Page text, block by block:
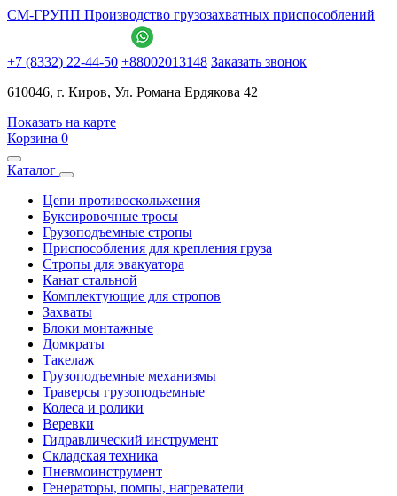
СМ-ГРУПП Производство грузозахватных приспособлений
+7 (8332) 22-44-50 +88002013148 Заказать звонок
610046, г. Киров, Ул. Романа Ердякова 42
Показать на карте
Корзина 0
Каталог
Цепи противоскольжения
Буксировочные тросы
Грузоподъемные стропы
Приспособления для крепления груза
Стропы для эвакуатора
Канат стальной
Комплектующие для стропов
Захваты
Блоки монтажные
Домкраты
Такелаж
Грузоподъемные механизмы
Траверсы грузоподъемные
Колеса и ролики
Веревки
Гидравлический инструмент
Складская техника
Пневмоинструмент
Генераторы, помпы, нагреватели